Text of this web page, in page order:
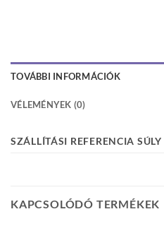
TOVÁBBI INFORMÁCIÓK
VÉLEMÉNYEK (0)
SZÁLLÍTÁSI REFERENCIA SÚLY
KAPCSOLÓDÓ TERMÉKEK